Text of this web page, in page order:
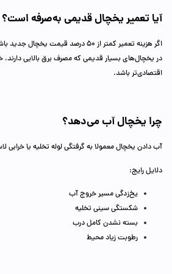
آیا تعمیر یخچال قدیمی به‌صرفه است؟
اگر هزینه تعمیر کمتر از ۵۰ درصد قیمت
در یخچال‌های بسیار قدیمی که مصرف برق بالایی
اقتصادی‌تر باشد.
چرا یخچال آب می‌دهد؟
آب دادن یخچال معمولا به گرفتگی لوله تخلیه یا
دلایل رایج:
یخ‌زدگی مسیر خروج آب
شکستگی سینی تخلیه
بسته نشدن کامل درب
رطوبت زیاد محیط